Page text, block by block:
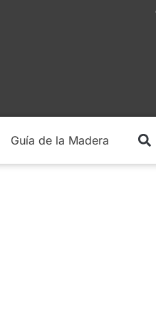
Guía de la Madera